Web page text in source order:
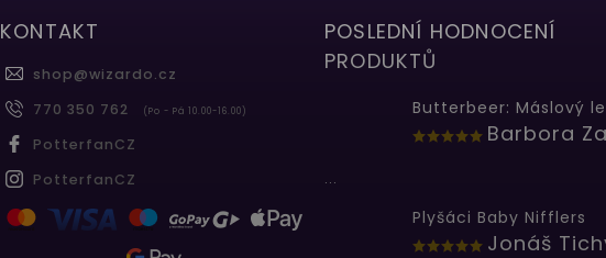
KONTAKT
shop@wizardo.cz
770 350 762
(Po - Pá 10.00-16.00)
PotterfanCZ
PotterfanCZ
POSLEDNÍ HODNOCENÍ
PRODUKTŮ
...
Plyšáci Baby Nifflers
Jonáš